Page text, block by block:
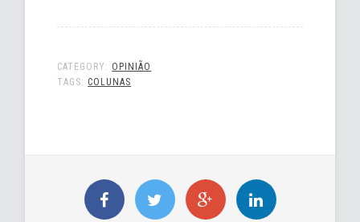
CATEGORY: OPINIÃO
TAGS: COLUNAS